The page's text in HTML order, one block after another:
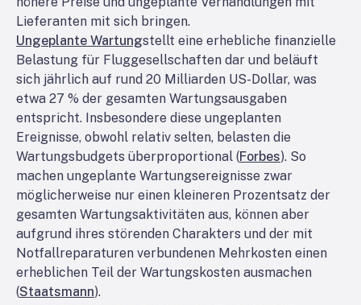
Lieferanten mit sich bringen.
Ungeplante Wartungstellt eine erhebliche finanzielle
Belastung für Fluggesellschaften dar und beläuft
sich jährlich auf rund 20 Milliarden US-Dollar, was
etwa 27 % der gesamten Wartungsausgaben
entspricht. Insbesondere diese ungeplanten
Ereignisse, obwohl relativ selten, belasten die
Wartungsbudgets überproportional (Forbes). So
machen ungeplante Wartungsereignisse zwar
möglicherweise nur einen kleineren Prozentsatz der
gesamten Wartungsaktivitäten aus, können aber
aufgrund ihres störenden Charakters und der mit
Notfallreparaturen verbundenen Mehrkosten einen
erheblichen Teil der Wartungskosten ausmachen
(Staatsmann).